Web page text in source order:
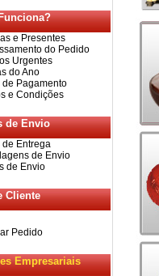
e Presentes
do Pedido
Urgentes
do Ano
de Pagamento
e Condições
de Envio
de Entrega
de Envio
de Envio
Cliente
Pedido
Empresariais